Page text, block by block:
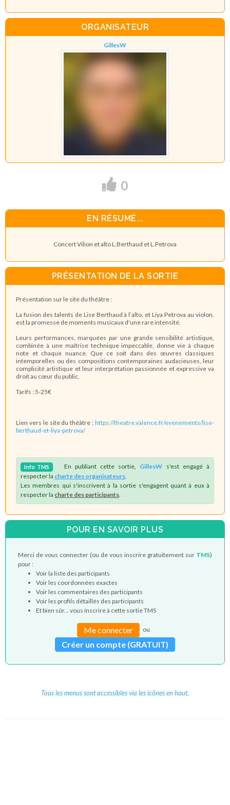
ORGANISATEUR
GillesW
0
EN RÉSUMÉ...
Concert Vilion et alto L.Berthaud et L.Petrova
PRÉSENTATION DE LA SORTIE
Présentation sur le site du théâtre :
La fusion des talents de Lise Berthaud à l’alto, et Liya Petrova au violon,
est la promesse de moments musicaux d'une rare intensité.
Leurs performances, marquées par une grande sensibilité artistique,
combinée à une maîtrise technique impeccable, donne vie à chaque
note et chaque nuance. Que ce soit dans des œuvres classiques
intemporelles ou des compositions contemporaines audacieuses, leur
complicité artistique et leur interprétation passionnée et expressive va
droit au cœur du public.
Tarifs : 5-25€
Lien vers le site du théâtre : https://theatre.valence.fr/evenements/lise-
berthaud-et-liya-petrova/
Info TMS En publiant cette sortie, GillesW s'est engagé à
respecter la charte des organisateurs
Les membres qui s'inscrivent à la sortie s'engagent quant à eux à
respecter la charte des participants
POUR EN SAVOIR PLUS
Merci de vous connecter (ou de vous inscrire gratuitement sur TMS)
pour :
Voir la liste des participants
Voir les coordonnées exactes
Voir les commentaires des participants
Voir les profils détaillés des participants
Et bien sûr... vous inscrire à cette sortie TMS
Me connecter ou
Créer un compte (GRATUIT)
Tous les menus sont accessibles via les icônes en haut.